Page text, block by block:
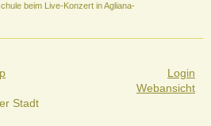
beim Live-Konzert in Agliana-
Stadt
Login
Webansicht